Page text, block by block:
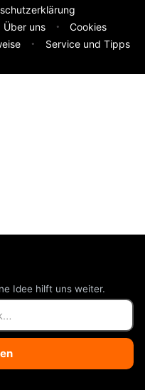
Über uns
Cookies
Service und Tipps
Idee hilft uns weiter.